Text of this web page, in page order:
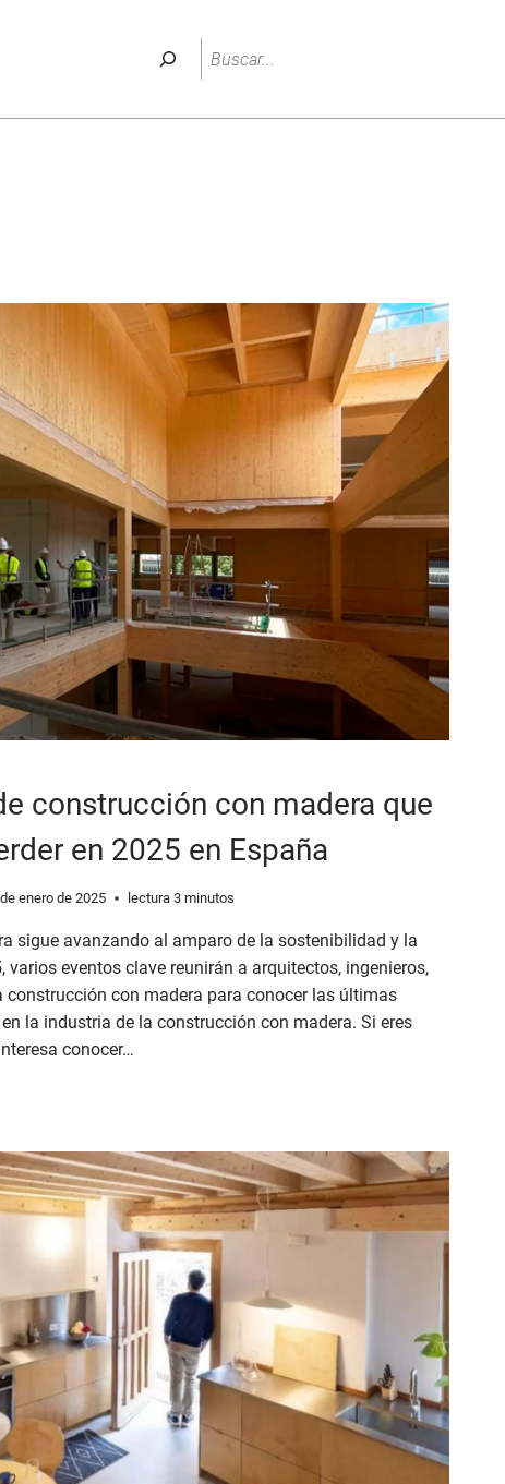
Buscar
construcción con madera que
en 2025 en España
enero de 2025 lectura 3minutos
sigue avanzando al amparo de la sostenibilidad y la
varios eventos clave reunirán a arquitectos, ingenieros,
con madera para conocer las últimas
la industria de la construcción con madera. Si eres
conocer…